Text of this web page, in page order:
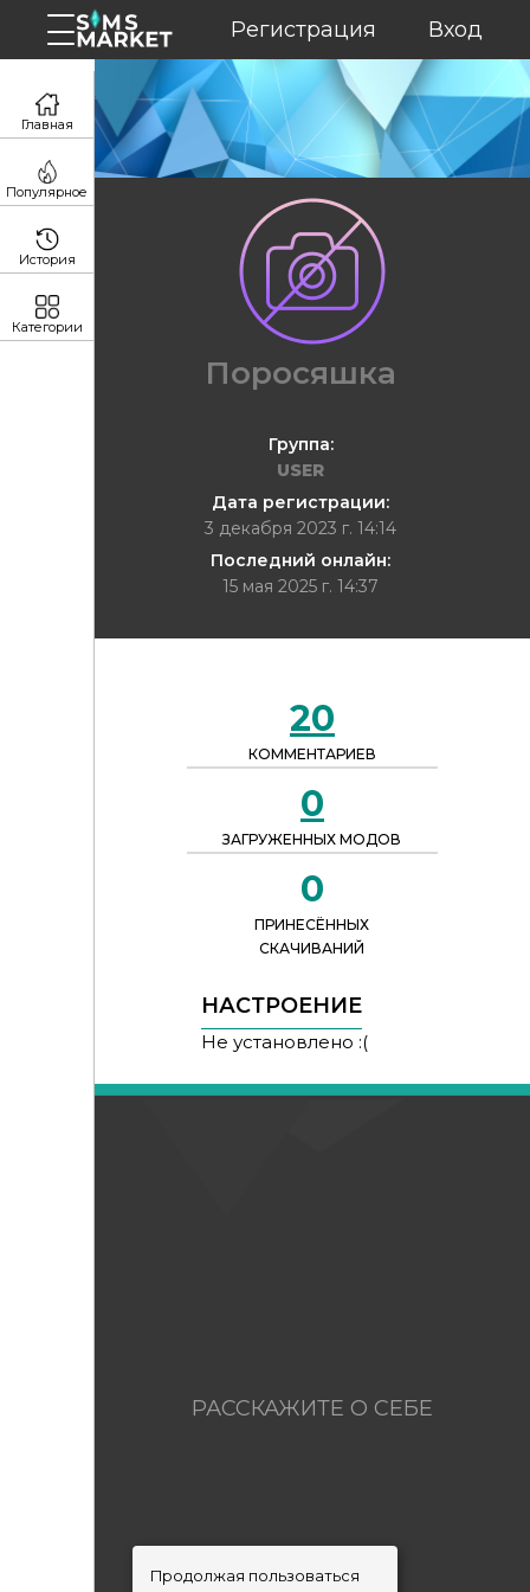
Регистрация Вход
Поросяшка
Группа:
USER
Дата регистрации:
3 декабря 2023 г. 14:14
Последний онлайн:
15 мая 2025 г. 14:37
20
КОММЕНТАРИЕВ
0
ЗАГРУЖЕННЫХ МОДОВ
0
ПРИНЕСЁННЫХ
СКАЧИВАНИЙ
НАСТРОЕНИЕ
Не установлено :(
РАССКАЖИТЕ О СЕБЕ
Главная
Популярное
История
Категории
Продолжая пользоваться